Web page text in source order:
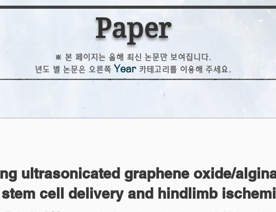
Paper
​※ 본 페이지는 올해 최신 논문만 보여집니다.
년도 별 논문은 오른쪽 Year카테고리를 이용해 주세요.
ultrasonicated graphene oxide/
cell delivery and hindlimb